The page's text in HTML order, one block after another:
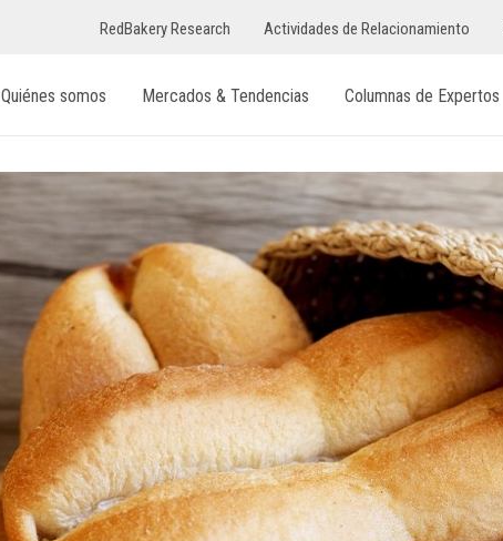
RedBakery Research Actividades de Relacionamiento
Quiénes somos Mercados & Tendencias Columnas de Expertos